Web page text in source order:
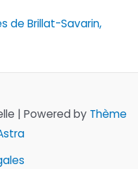
de Brillat-Savarin,
| Powered by Thème